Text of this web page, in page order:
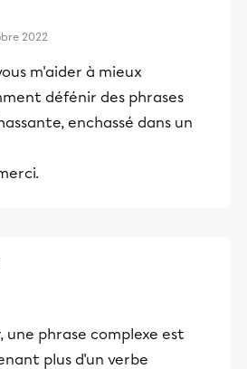
2022
m'aider à mieux
défénir des phrases
enchassé dans un
une phrase complexe est
plus d'un verbe